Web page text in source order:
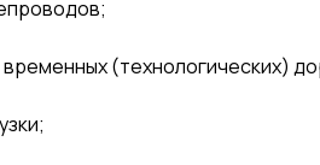
(технологических)